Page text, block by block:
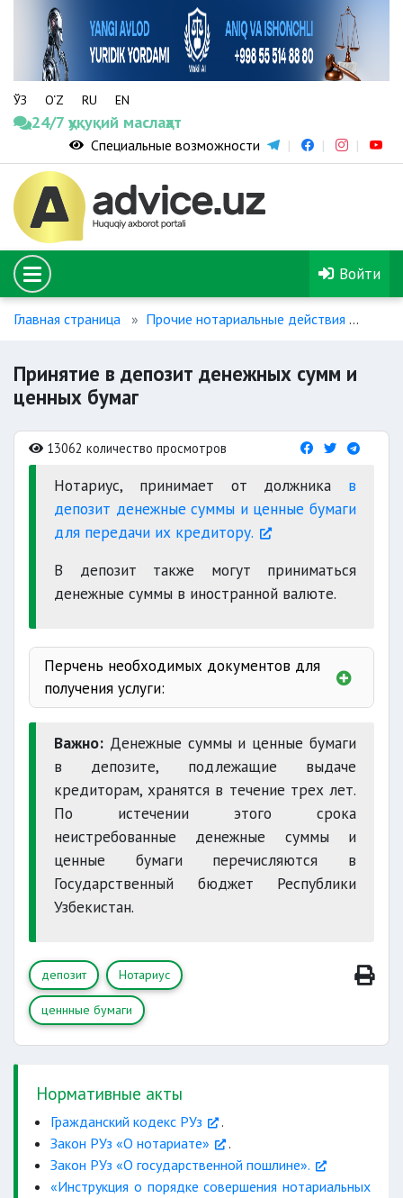
ЎЗ O‘Z RU EN
24/7 ҳуқуқий маслаҳат
Специальные возможности
Войти
Главная страница Прочие нотариальные действия
Принятие в депозит денежных сумм и
ценных бумаг
13062 количество просмотров
Нотариус, принимает от должника в
депозит денежные суммы и ценные бумаги
для передачи их кредитору.
В депозит также могут приниматься
денежные суммы в иностранной валюте.
Перчень необходимых документов для
получения услуги:
Важно: Денежные суммы и ценные бумаги
в депозите, подлежащие выдаче
кредиторам, хранятся в течение трех лет.
По истечении этого срока
неистребованные денежные суммы и
ценные бумаги перечисляются в
Государственный бюджет Республики
Узбекистан.
депозит Нотариус
ценнные бумаги
Нормативные акты
Гражданский кодекс РУз
.
Закон РУз «О нотариате»
.
Закон РУз «О государственной пошлине».
«Инструкция о порядке совершения нотариальных